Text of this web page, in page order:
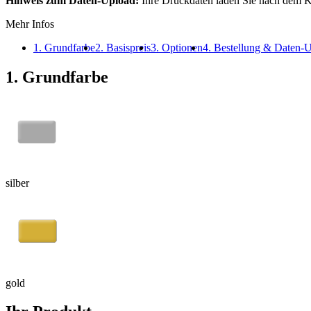
Mehr Infos
1. Grundfarbe2. Basispreis3. Optionen4. Bestellung & Daten-
1. Grundfarbe
silber
gold